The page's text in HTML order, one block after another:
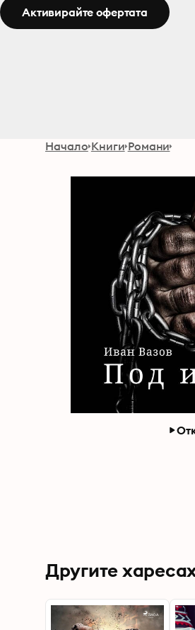
Активирайте офертата
Начало Книги Романи
Другите